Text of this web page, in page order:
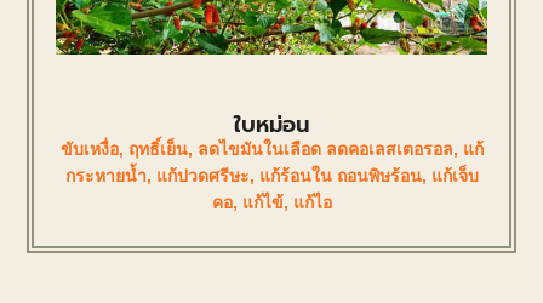
ใบหม่อน
ขับเหงื่อ, ฤทธิ์เย็น, ลดไขมันในเลือด ลดคอเลสเตอรอล, แก้
กระหายน้ำ, แก้ปวดศรีษะ, แก้ร้อนใน ถอนพิษร้อน, แก้เจ็บ
คอ, แก้ไข้, แก้ไอ